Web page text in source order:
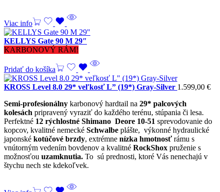
Viac info
KELLYS Gate 90 M 29″
KARBONOVÝ RÁM!
Pridať do košíka
KROSS Level 8.0 29* veľkosť L” (19*) Gray-Silver 1.599,00 €
Semi-profesionálny karbonový hardtail na 29* palcových
kolesách pripravený vyraziť do každého terénu, stúpania či lesa.
Perfektné 12 rýchlostné Shimano Deore 10-51 sprevodovanie do
kopcov, kvalitné nemecké Schwalbe plášte, výkonné hydraulické
japonské kotúčové brzdy, extrémne nízka hmotnosťrámu s
vnútorným vedením bovdenov a kvalitné RockShox pruženie s
možnosťou uzamknutia. To sú prednosti, ktoré Vás nenechajú v
štychu nech ste kdekoľvek.